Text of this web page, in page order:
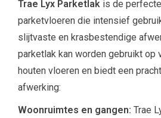
Trae Lyx Parketlak is de
parketvloeren die intensief
slijtvaste en krasbestendige
parketlak kan worden gebruikt op
houten vloeren en biedt een
afwerking:
Woonruimtes en gangen: Trae